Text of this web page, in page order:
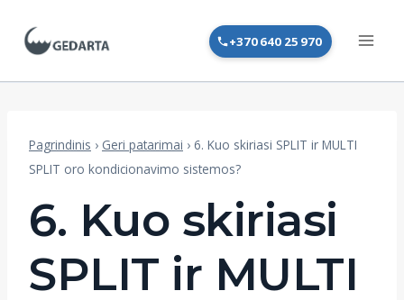
+370 640 25 970
Pagrindinis › Geri patarimai › 6. Kuo skiriasi SPLIT ir MULTI
SPLIT oro kondicionavimo sistemos?
6. Kuo skiriasi
SPLIT ir MULTI